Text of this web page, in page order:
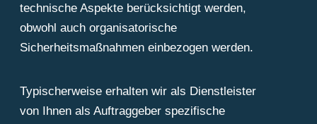
technische Aspekte berücksichtigt werden,
obwohl auch organisatorische
Sicherheitsmaßnahmen einbezogen werden.
Typischerweise erhalten wir als Dienstleister
von Ihnen als Auftraggeber spezifische